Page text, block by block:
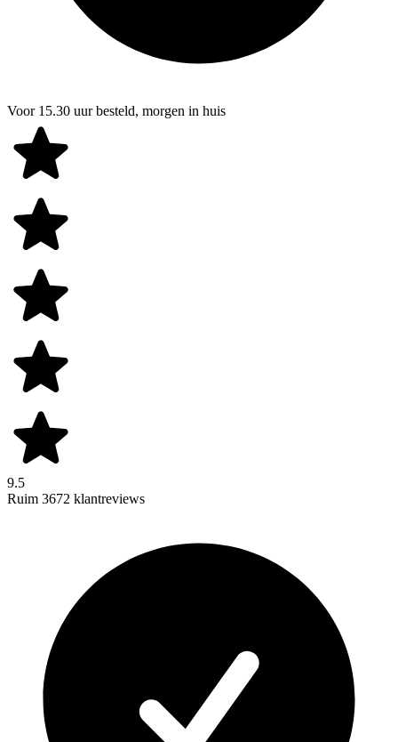
Voor 15.30 uur besteld, morgen in huis
9.5
Ruim 3672 klantreviews